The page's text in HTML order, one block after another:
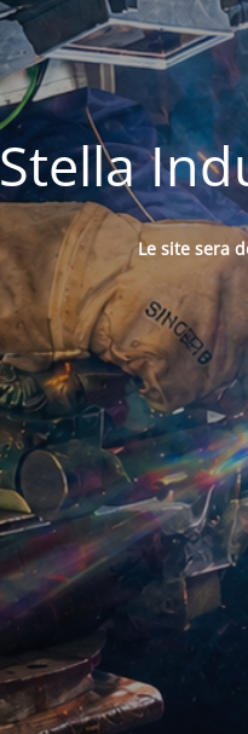
Stella
Le site sera